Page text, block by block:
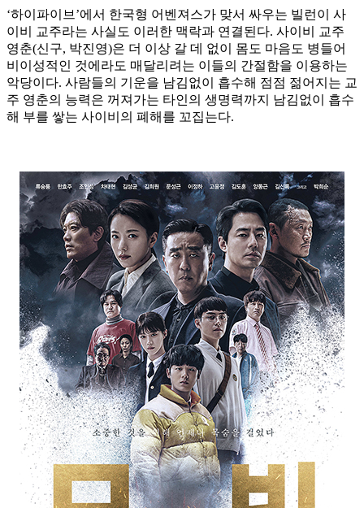
‘하이파이브’에서 한국형 어벤져스가 맞서 싸우는 빌런이 사
이비 교주라는 사실도 이러한 맥락과 연결된다. 사이비 교주
영춘(신구, 박진영)은 더 이상 갈 데 없이 몸도 마음도 병들어
비이성적인 것에라도 매달리려는 이들의 간절함을 이용하는
악당이다. 사람들의 기운을 남김없이 흡수해 점점 젊어지는 교
주 영춘의 능력은 꺼져가는 타인의 생명력까지 남김없이 흡수
해 부를 쌓는 사이비의 폐해를 꼬집는다.